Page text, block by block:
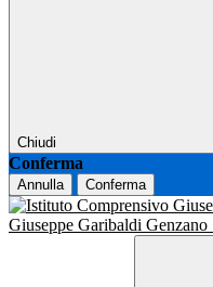
Chiudi
Conferma
Annulla Conferma
Giuseppe Garibaldi Genzano